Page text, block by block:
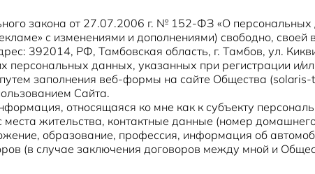
закона от 27.07.2006 г. № 152-ФЗ «О
с изменениями и дополнениями) свободно, своей
392014, РФ, Тамбовская область, г. Тамбов, ул.
персональных данных, указанных при регистрации и/
заполнения веб-формы на сайте Общества
Сайта.
относящаяся ко мне как к субъекту
жительства, контактные данные (номер
образование, профессия, информация об
(в случае заключения договоров между мной и